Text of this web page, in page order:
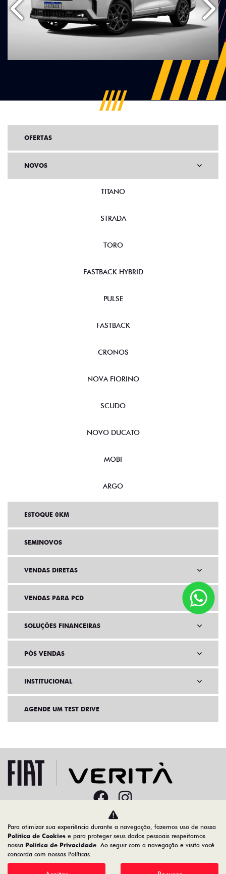
Anterior
OFERTAS
NOVOS
TITANO
STRADA
TORO
FASTBACK HYBRID
PULSE
FASTBACK
CRONOS
NOVA FIORINO
SCUDO
NOVO DUCATO
MOBI
ARGO
ESTOQUE 0KM
SEMINOVOS
VENDAS DIRETAS
VENDAS PARA PCD
SOLUÇÕES FINANCEIRAS
PÓS VENDAS
INSTITUCIONAL
AGENDE UM TEST DRIVE
Desacelere. Seu bem maior é a vida.
Para otimizar sua experiência durante a navegação, fazemos uso de nossa
Política de Cookies e para proteger seus dados pessoais respeitamos
nossa Política de Privacidade. Ao seguir com a navegação e visita você
concorda com nossas Políticas.